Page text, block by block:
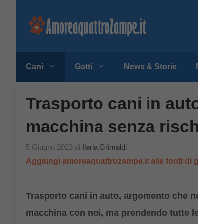
Cani Gatti News & Storie
Trasporto cani in
macchina senza
5 Giugno 2023 di
Ilaria Grimaldi
Aggiungi amoreaquattrozampe.it alle fonti di
Trasporto cani in auto, argomento che
macchina con noi, ma prendendo tutte